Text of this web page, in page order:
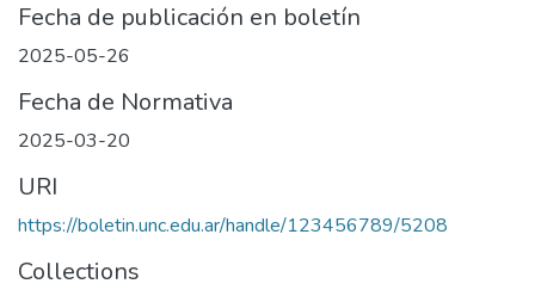
Fecha de publicación en boletín
2025-05-26
Fecha de Normativa
2025-03-20
URI
https://boletin.unc.edu.ar/handle/123456789/5208
Collections